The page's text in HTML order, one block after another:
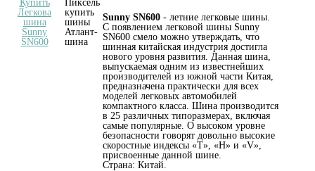
Sunny SN600 - летние легковые шины.
С появлением легковой шины Sunny
SN600 смело можно утверждать, что
шинная китайская индустрия достигла
нового уровня развития. Данная шина,
выпускаемая одним из известнейших
производителей из южной части Китая,
предназначена практически для всех
моделей легковых автомобилей
компактного класса. Шина производится
в 25 различных типоразмерах, включая
самые популярные. О высоком уровне
безопасности говорят довольно высокие
скоростные индексы «T», «H» и «V»,
присвоенные данной шине.
Страна: Китай.